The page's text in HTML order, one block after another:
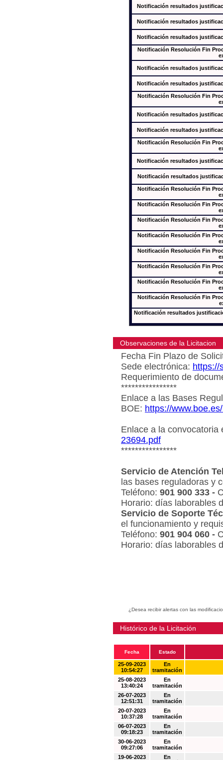
Notificación resultados
Notificación resultados
Notificación resultados
Notificación Resolución Fin
Notificación resultados
Notificación resultados
Notificación Resolución Fin
Notificación resultados
Notificación resultados
Notificación Resolución Fin
Notificación resultados
Notificación resultados
Notificación Resolución Fin
Notificación Resolución Fin
Notificación Resolución Fin
Notificación Resolución Fin
Notificación Resolución Fin
Notificación Resolución Fin
Notificación Resolución Fin
Notificación Resolución Fin
Notificación resultados
Observaciones de la Licitacion
Fecha Fin Plazo de
Sede electrónica: https://
Requerimiento de
****************
Enlace a las Bases
BOE: https://
Enlace a la
23694.pdf
****************
Servicio de Atención
las bases reguladoras y
Teléfono: 901 900 333 -
Horario: días laborables
Servicio de Soporte
el funcionamiento y
Teléfono: 901 904 060 -
Horario: días laborables
¿Desea recibir alertas con las
Histórico de la Licitación
Fecha Estado
25-09-2023
10:54:27
En
tramitación
25-08-2023
13:40:24
En
tramitación
26-07-2023
12:51:31
En
tramitación
20-07-2023
10:37:28
En
tramitación
06-07-2023
09:18:23
En
tramitación
30-06-2023
09:27:06
En
tramitación
19-06-2023
En